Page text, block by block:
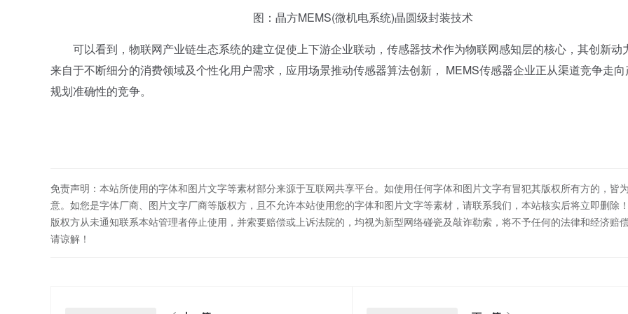
图：晶方MEMS(微机电系统)晶圆级封装技术
可以看到，物联网产业链生态系统的建立促使上下游企业联动，传感器技术作为物联网感知层的核心，其创新动
来自于不断细分的消费领域及个性化用户需求，应用场景推动传感器算法创新， MEMS传感器企业正从渠道竞争走向
规划准确性的竞争。
免责声明：本站所使用的字体和图片文字等素材部分来源于互联网共享平台。如使用任何字体和图片文字有冒犯其版权所有方的，皆
意。如您是字体厂商、图片文字厂商等版权方，且不允许本站使用您的字体和图片文字等素材，请联系我们，本站核实后将立即删除
版权方从未通知联系本站管理者停止使用，并索要赔偿或上诉法院的，均视为新型网络碰瓷及敲诈勒索，将不予任何的法律和经济赔
请谅解！